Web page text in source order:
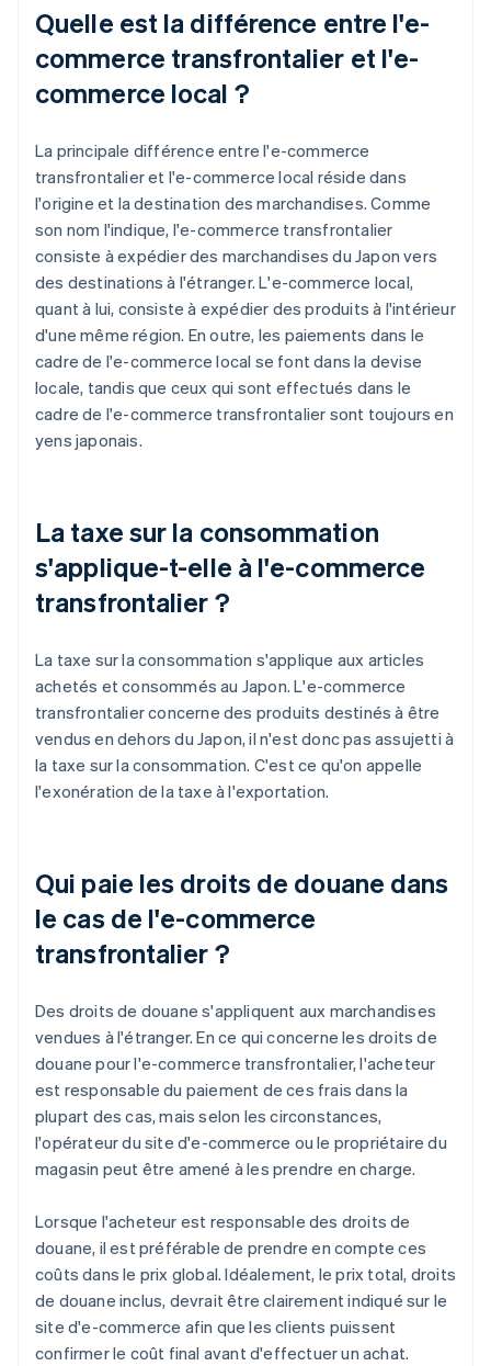
Quelle est la différence entre l'e-
commerce transfrontalier et l'e-
commerce local ?
La principale différence entre l'e-commerce
transfrontalier et l'e-commerce local réside dans
l'origine et la destination des marchandises. Comme
son nom l'indique, l'e-commerce transfrontalier
consiste à expédier des marchandises du Japon vers
des destinations à l'étranger. L'e-commerce local,
quant à lui, consiste à expédier des produits à l'intérieur
d'une même région. En outre, les paiements dans le
cadre de l'e-commerce local se font dans la devise
locale, tandis que ceux qui sont effectués dans le
cadre de l'e-commerce transfrontalier sont toujours en
yens japonais.
La taxe sur la consommation
s'applique-t-elle à l'e-commerce
transfrontalier ?
La taxe sur la consommation s'applique aux articles
achetés et consommés au Japon. L'e-commerce
transfrontalier concerne des produits destinés à être
vendus en dehors du Japon, il n'est donc pas assujetti à
la taxe sur la consommation. C'est ce qu'on appelle
l'exonération de la taxe à l'exportation.
Qui paie les droits de douane dans
le cas de l'e-commerce
transfrontalier ?
Des droits de douane s'appliquent aux marchandises
vendues à l'étranger. En ce qui concerne les droits de
douane pour l'e-commerce transfrontalier, l'acheteur
est responsable du paiement de ces frais dans la
plupart des cas, mais selon les circonstances,
l'opérateur du site d'e-commerce ou le propriétaire du
magasin peut être amené à les prendre en charge.
Lorsque l'acheteur est responsable des droits de
douane, il est préférable de prendre en compte ces
coûts dans le prix global. Idéalement, le prix total, droits
de douane inclus, devrait être clairement indiqué sur le
site d'e-commerce afin que les clients puissent
confirmer le coût final avant d'effectuer un achat.